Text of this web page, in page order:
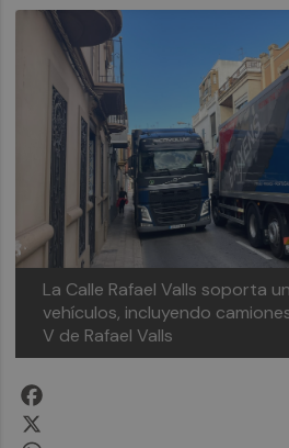
La Calle Rafael Valls soporta
vehículos, incluyendo
V de Rafael Valls